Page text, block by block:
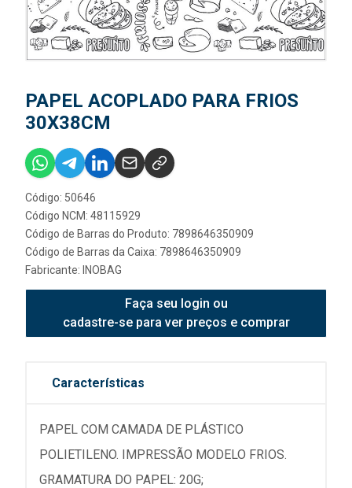
PAPEL ACOPLADO PARA FRIOS
30X38CM
Código: 50646
Código NCM: 48115929
Código de Barras do Produto: 7898646350909
Código de Barras da Caixa: 7898646350909
Fabricante: INOBAG
Faça seu login ou
cadastre-se para ver preços e comprar
Características
PAPEL COM CAMADA DE PLÁSTICO
POLIETILENO. IMPRESSÃO MODELO FRIOS.
GRAMATURA DO PAPEL: 20G;